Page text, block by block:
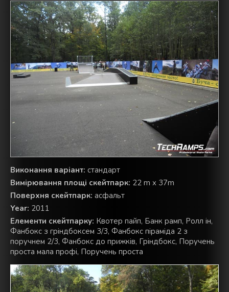
Виконання варіант: стандарт
Вимірювання площі скейтпарк: 22 m x 37m
Поверхня скейтпарк: асфальт
Year: 2011
Елементи скейтпарку: Квотер пайп, Банк рамп, Ролл ін,
Фанбокс з гріндбоксем 3/3, Фанбокс піраміда 2 з
поручнем 2/3, Фанбокс до прижків, Гріндбокс, Поручень
проста мала профі, Поручень проста